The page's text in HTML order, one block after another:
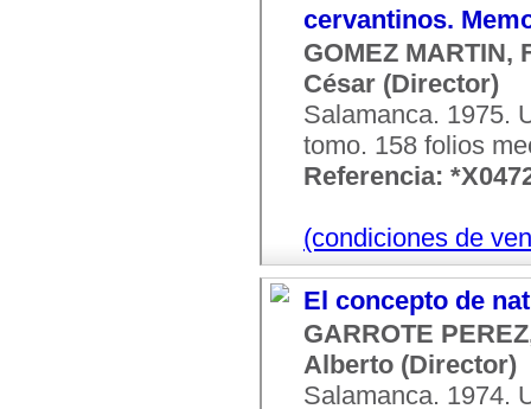
cervantinos.
GOMEZ MARTIN,
César (Director)
Salamanca. 1975.
tomo. 158 folios
Referencia:
(condiciones de
El concepto de
GARROTE
Alberto (Director)
Salamanca. 1974.